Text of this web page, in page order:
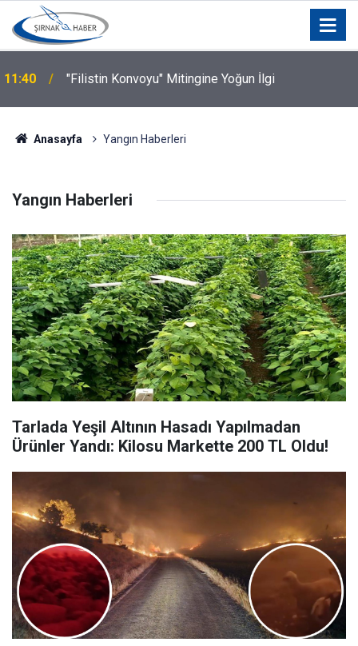
11:40 "Filistin Konvoyu" Mitingine Yoğun İlgi
Anasayfa Yangın Haberleri
Yangın Haberleri
Tarlada Yeşil Altının Hasadı Yapılmadan
Ürünler Yandı: Kilosu Markette 200 TL Oldu!